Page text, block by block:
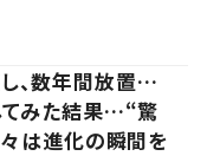
、数年間放置…
てみた結果…“驚
々は進化の瞬間を